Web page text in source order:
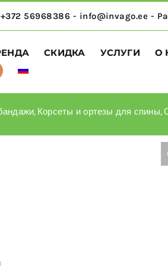
СКИДКА УСЛУГИ О
Корсеты и ортезы для спины